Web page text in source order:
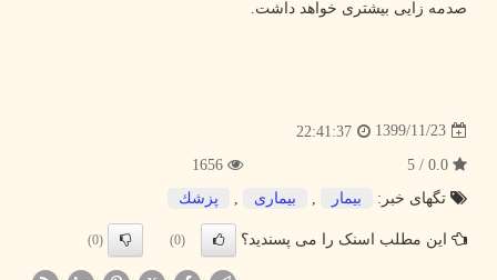
صدمه زایی بیشتری خواهد داشت.
1399/11/23
22:41:37
تگهای خبر:
بیمار , بیماری , پزشك
این مطلب اسنک را می پسندید؟ (0)
(0)